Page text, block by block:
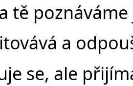
tě
a
se, ale